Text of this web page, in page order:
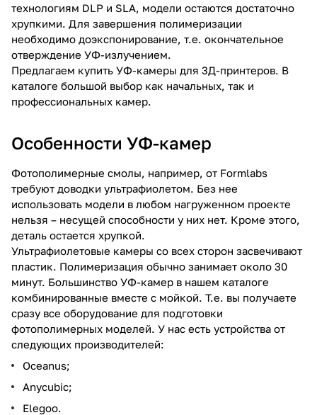
технологиям DLP и SLA, модели остаются достаточно
хрупкими. Для завершения полимеризации
необходимо доэкспонирование, т.е. окончательное
отверждение УФ-излучением.
Предлагаем купить УФ-камеры для 3Д-принтеров. В
каталоге большой выбор как начальных, так и
профессиональных камер.
Особенности УФ-камер
Фотополимерные смолы, например, от Formlabs
требуют доводки ультрафиолетом. Без нее
использовать модели в любом нагруженном проекте
нельзя – несущей способности у них нет. Кроме этого,
деталь остается хрупкой.
Ультрафиолетовые камеры со всех сторон засвечивают
пластик. Полимеризация обычно занимает около 30
минут. Большинство УФ-камер в нашем каталоге
комбинированные вместе с мойкой. Т.е. вы получаете
сразу все оборудование для подготовки
фотополимерных моделей. У нас есть устройства от
следующих производителей:
Oceanus;
Anycubic;
Elegoo.